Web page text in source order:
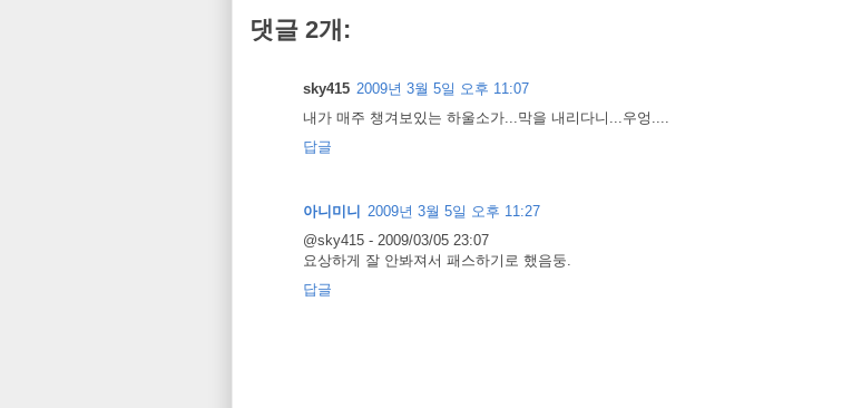
댓글 2개:
sky415 2009년 3월 5일 오후 11:07
내가 매주 챙겨보있는 하울소가...막을 내리다니...우엉....
답글
아니미니
2009년 3월 5일 오후 11:27
@sky415 - 2009/03/05 23:07
요상하게 잘 안봐져서 패스하기로 했음둥.
답글